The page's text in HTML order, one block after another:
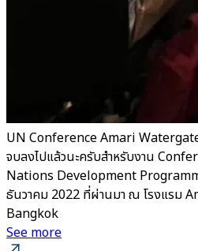
UN Conference Amari
จบลงไปแล้วนะครับสำหรับงาน
Nations Development
ธันวาคม 2022 ที่ผ่านมา ณ โรงแรม
Bangkok
See more